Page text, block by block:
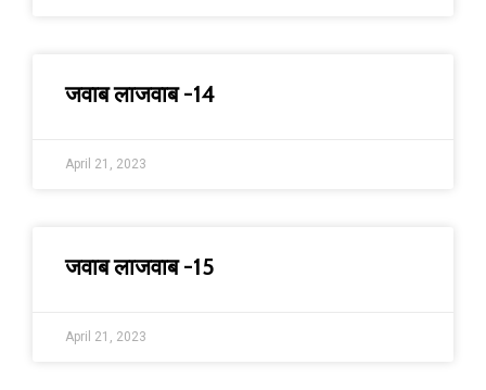
जवाब लाजवाब -14
April 21, 2023
जवाब लाजवाब -15
April 21, 2023